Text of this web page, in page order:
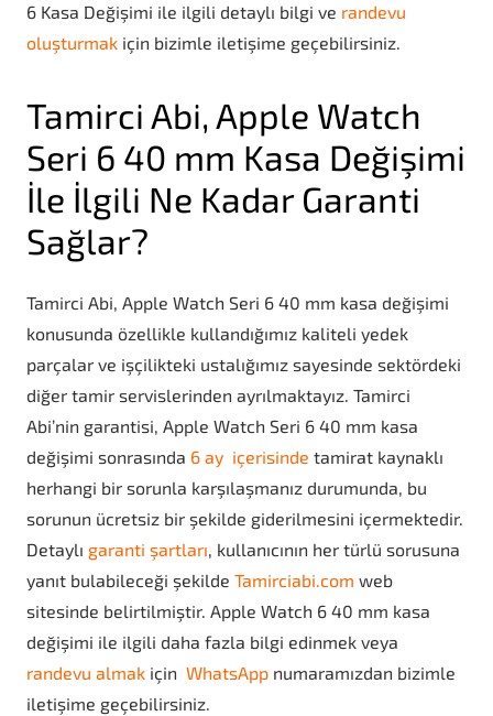
6 Kasa Değişimi ile ilgili detaylı bilgi ve randevu
oluşturmak için bizimle iletişime geçebilirsiniz.
Tamirci Abi, Apple Watch
Seri 6 40 mm Kasa Değişimi
İle İlgili Ne Kadar Garanti
Sağlar?
Tamirci Abi, Apple Watch Seri 6 40 mm kasa değişimi
konusunda özellikle kullandığımız kaliteli yedek
parçalar ve işçilikteki ustalığımız sayesinde sektördeki
diğer tamir servislerinden ayrılmaktayız. Tamirci
Abi’nin garantisi, Apple Watch Seri 6 40 mm kasa
değişimi sonrasında 6 ay içerisinde tamirat kaynaklı
herhangi bir sorunla karşılaşmanız durumunda, bu
sorunun ücretsiz bir şekilde giderilmesini içermektedir.
Detaylı garanti şartları, kullanıcının her türlü sorusuna
yanıt bulabileceği şekilde Tamirciabi.com web
sitesinde belirtilmiştir. Apple Watch 6 40 mm kasa
değişimi ile ilgili daha fazla bilgi edinmek veya
randevu almak için WhatsApp numaramızdan bizimle
iletişime geçebilirsiniz.